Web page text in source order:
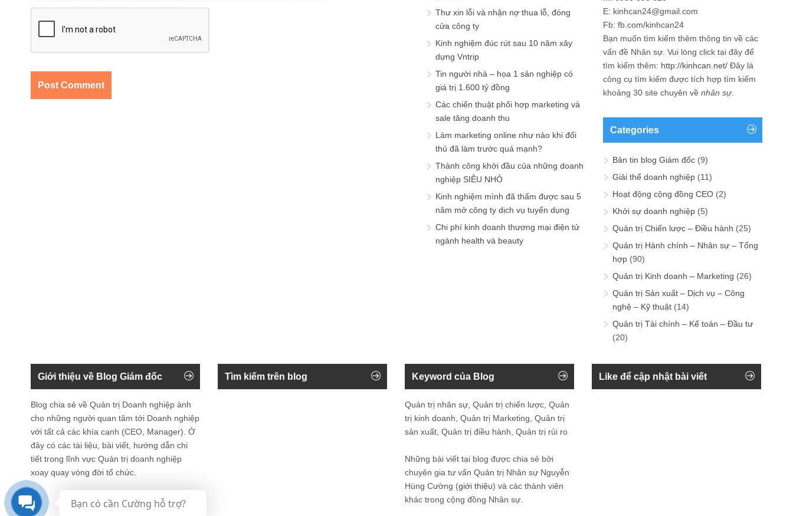
Thư xin lỗi và nhận nợ thua lỗ, đóng
cửa công ty
Kinh nghiệm đúc rút sau 10 năm xây
dựng Vntrip
Tin người nhà – họa 1 sản nghiệp có
giá trị 1.600 tỷ đồng
Các chiến thuật phối hợp marketing và
sale tăng doanh thu
Làm marketing online như nào khi đối
thủ đã làm trước quá mạnh?
Thành công khởi đầu của những doanh
nghiệp SIÊU NHỎ
Kinh nghiệm mình đã thấm được sau 5
năm mở công ty dịch vụ tuyển dụng
Chi phí kinh doanh thương mại điện tử
ngành health và beauty
E: kinhcan24@gmail.com
Fb: fb.com/kinhcan24
Bạn muốn tìm kiếm thêm thông tin về các
vấn đề Nhân sự . Vui lòng click tại đây để
tìm kiếm thêm: http://kinhcan.net/ Đây là
công cụ tìm kiếm được tích hợp tìm kiếm
khoảng 30 site chuyên về nhân sự.
Categories
Bản tin blog Giám đốc (9)
Giải thể doanh nghiệp (11)
Hoạt động cộng đồng CEO (2)
Khởi sự doanh nghiệp (5)
Quản trị Chiến lược – Điều hành (25)
Quản trị Hành chính – Nhân sự – Tổng
hợp (90)
Quản trị Kinh doanh – Marketing (26)
Quản trị Sản xuất – Dịch vụ – Công
nghệ – Kỹ thuật (14)
Quản trị Tài chính – Kế toán – Đầu tư
(20)
Giới thiệu về Blog Giám đốc
Blog chia sẻ về Quản trị Doanh nghiệp ành
cho những người quan tâm tới Doanh nghiệp
với tất cả các khía cạnh (CEO, Manager). Ở
đây có các tài liệu, bài viết, hướng dẫn chi
tiết trong lĩnh vực Quản trị doanh nghiệp
xoay quay vòng đời tổ chức.
Tìm kiếm trên blog Keyword của Blog
Quản trị nhân sự, Quản trị chiến lược, Quản
trị kinh doanh, Quản trị Marketing, Quản trị
sản xuất, Quản trị điều hành, Quản trị rủi ro
Những bài viết tại blog được chia sẻ bởi
chuyên gia tư vấn Quản trị Nhân sự Nguyễn
Hùng Cường (giới thiệu) và các thành viên
khác trong cộng đồng Nhân sự.
Like để cập nhật bài viết
Bạn có cần Cường hỗ trợ?